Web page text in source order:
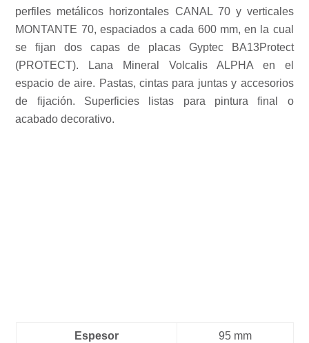
perfiles metálicos horizontales CANAL 70 y verticales
MONTANTE 70, espaciados a cada 600 mm, en la cual
se fijan dos capas de placas Gyptec BA13Protect
(PROTECT). Lana Mineral Volcalis ALPHA en el
espacio de aire. Pastas, cintas para juntas y accesorios
de fijación. Superficies listas para pintura final o
acabado decorativo.
Espesor 95 mm